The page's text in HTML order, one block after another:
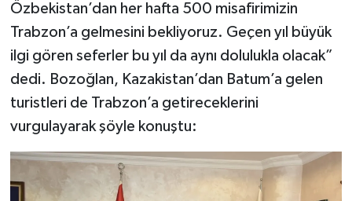
Özbekistan’dan her hafta 500 misafirimizin
Trabzon’a gelmesini bekliyoruz. Geçen yıl büyük
ilgi gören seferler bu yıl da aynı dolulukla olacak”
dedi. Bozoğlan, Kazakistan’dan Batum’a gelen
turistleri de Trabzon’a getireceklerini
vurgulayarak şöyle konuştu: